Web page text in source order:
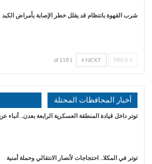
شرب القهوة بانتظام قد يقلل خطر الإصابة بأمراض الكبد
NEXT
1 of 118
أخبار المحافظات المحتلة
توتر داخل قيادة المنطقة العسكرية الرابعة بعدن.. أنباء
توتر في المكلا.. احتجاجات لأنصار الانتقالي وحملة أمنية